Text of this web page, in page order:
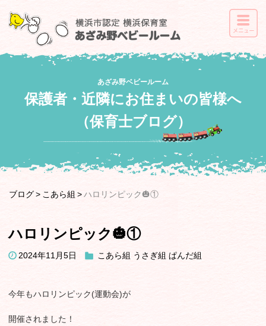
あざみ野ベビールーム
保護者・近隣にお住まいの皆様へ
（保育士ブログ）
ブログ こあら組 ハロリンピック🎃①
ハロリンピック🎃①
2024年11月5日 こあら組 うさぎ組 ぱんだ組
今年もハロリンピック(運動会)が
開催されました！